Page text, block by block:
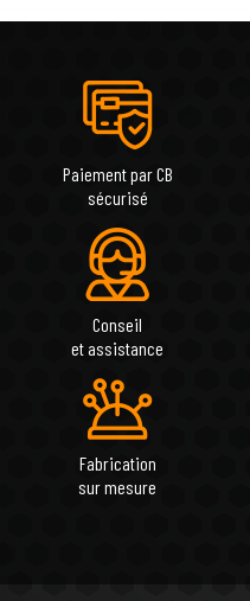
Paiement par CB
sécurisé
Conseil
et assistance
Fabrication
sur mesure